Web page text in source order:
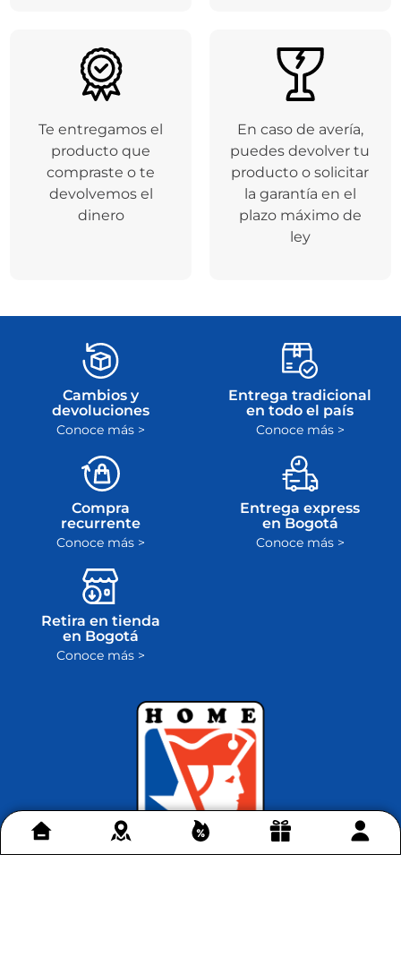
Te entregamos el
producto que
compraste o te
devolvemos el
dinero
En caso de avería,
puedes devolver tu
producto o solicitar
la garantía en el
plazo máximo de
ley
Cambios y
devoluciones
Conoce más >
Entrega tradicional
en todo el país
Conoce más >
Compra
recurrente
Conoce más >
Entrega express
en Bogotá
Conoce más >
Retira en tienda
en Bogotá
Conoce más >